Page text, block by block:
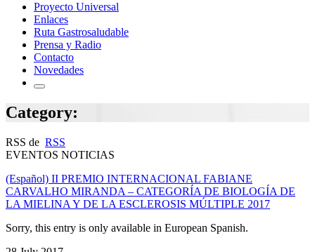
Proyecto Universal
Enlaces
Ruta Gastrosaludable
Prensa y Radio
Contacto
Novedades
Category:
RSS de RSS
EVENTOS NOTICIAS
(Español) II PREMIO INTERNACIONAL FABIANE
CARVALHO MIRANDA – CATEGORÍA DE BIOLOGÍA DE
LA MIELINA Y DE LA ESCLEROSIS MÚLTIPLE 2017
Sorry, this entry is only available in European Spanish.